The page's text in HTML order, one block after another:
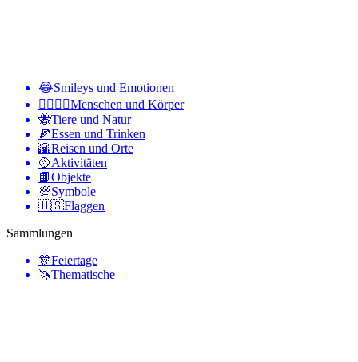
😂Smileys und Emotionen
👩‍❤️‍💋‍👨Menschen und Körper
🐝Tiere und Natur
🍕Essen und Trinken
🌇Reisen und Orte
🥎Aktivitäten
📙Objekte
💯Symbole
🇺🇸Flaggen
Sammlungen
🎊Feiertage
🦄Thematische